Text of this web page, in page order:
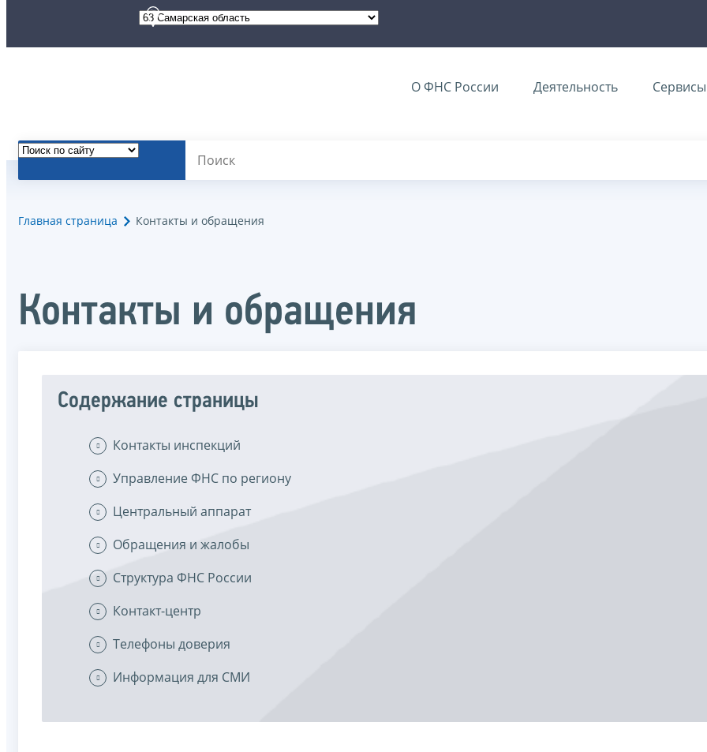
О ФНС России Деятельность Сервисы
Главная страница Контакты и обращения
Контакты и обращения
Содержание страницы
Контакты инспекций
Управление ФНС по региону
Центральный аппарат
Обращения и жалобы
Структура ФНС России
Контакт-центр
Телефоны доверия
Информация для СМИ